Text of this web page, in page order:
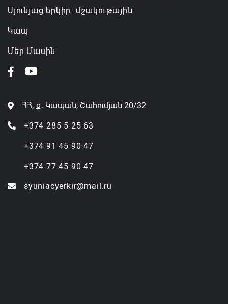
Սյունյաց երկիր. մշակութային
Կապ
Մեր Մասին
ՀՀ, ք․ Կապան, Շահումյան 20/32
+374 285 5 25 63
+374 91 45 90 47
+374 77 45 90 47
syuniacyerkir@mail.ru